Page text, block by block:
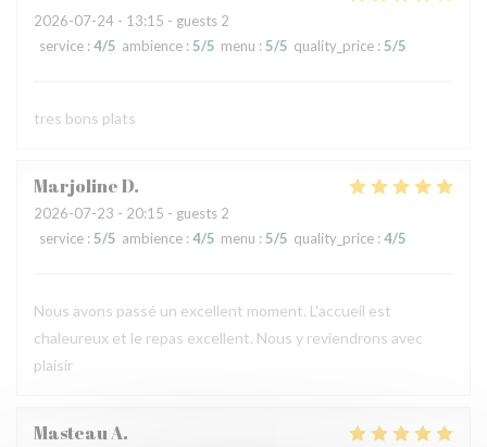
2026-07-24 - 13:15 - guests 2
service : 4/5 ambience : 5/5 menu : 5/5 quality_price : 5/5
tres bons plats
MarjolineD
2026-07-23 - 20:15 - guests 2
service : 5/5 ambience : 4/5 menu : 5/5 quality_price : 4/5
Nous avons passé un excellent moment. L'accueil est
chaleureux et le repas excellent. Nous y reviendrons avec
plaisir
MasteauA